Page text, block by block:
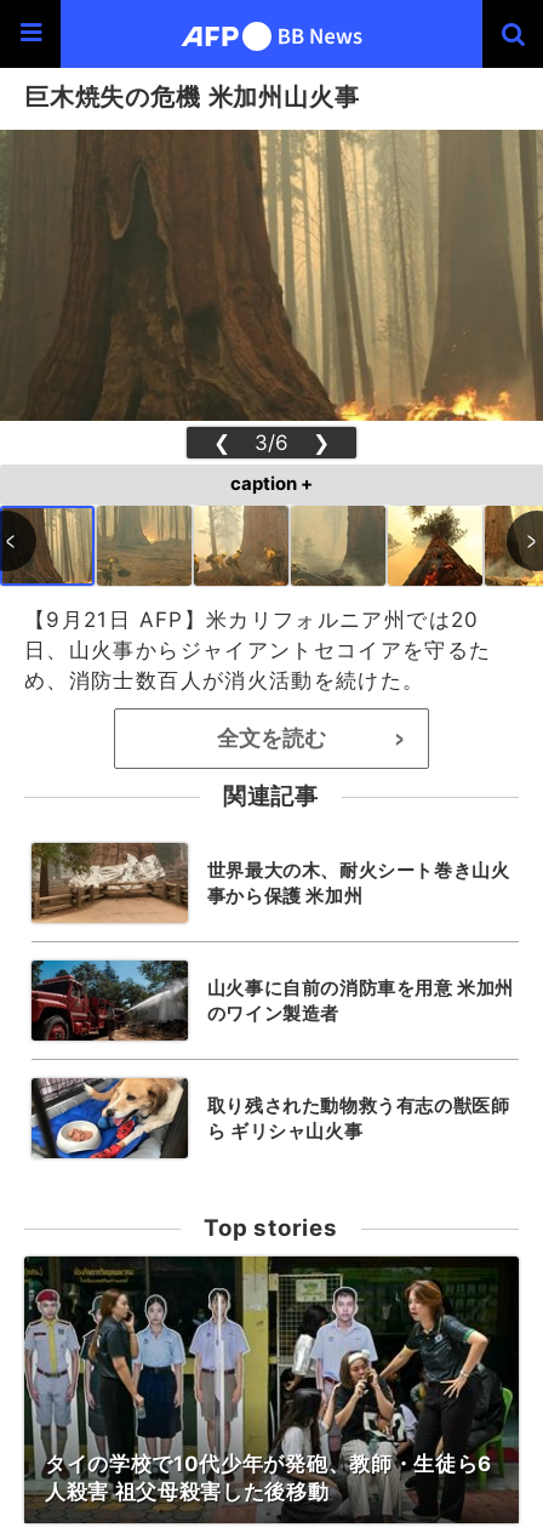
巨木焼失の危機 米加州山火事
❮ 3/6 ❯
caption +
【9月21日 AFP】米カリフォルニア州では20
日、山火事からジャイアントセコイアを守るた
め、消防士数百人が消火活動を続けた。
全文を読む >
関連記事
世界最大の木、耐火シート巻き山火
事から保護 米加州
山火事に自前の消防車を用意 米加州
のワイン製造者
取り残された動物救う有志の獣医師
ら ギリシャ山火事
Top stories
タイの学校で10代少年が発砲、教師・生徒ら6
人殺害 祖父母殺害した後移動